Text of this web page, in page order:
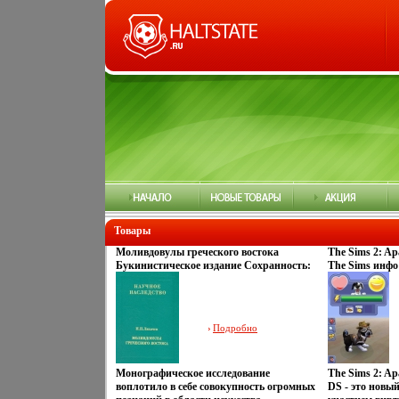
Товары
Моливдовулы греческого востока
Букинистическое издание Сохранность:
Твердый переплет, 360 стр ISBN 5-02-
Подробно
Монографическое исследование
воплотило в себе совокупность огромных
The Sims 2:
The Sims инфо
The Sims 2:
DS - это